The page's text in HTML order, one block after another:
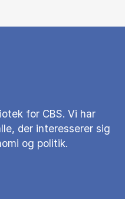
for CBS. Vi har
der interesserer sig
og politik.